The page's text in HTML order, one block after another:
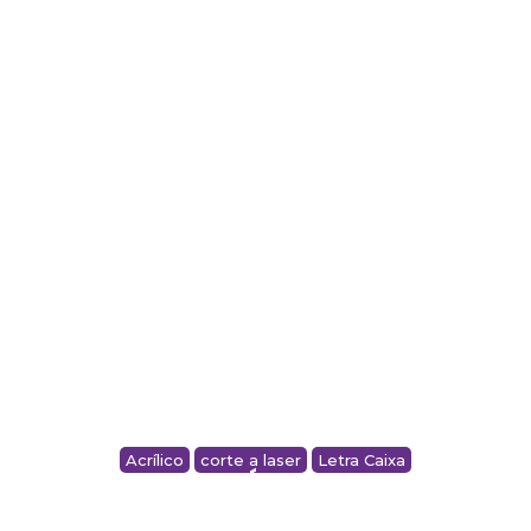
Acrílico corte a laser Letra Caixa
LOGO EM ACRÍLICO – PELISSARI